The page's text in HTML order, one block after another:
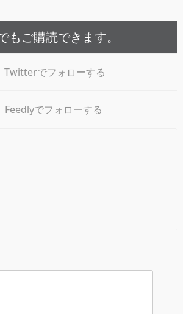
もご購読できます。
Twitterでフォローする
Feedlyでフォローする